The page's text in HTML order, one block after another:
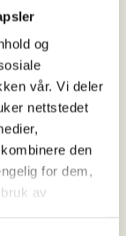
og
vår. Vi deler
nettstedet
den
for dem,
av
mål, slik at